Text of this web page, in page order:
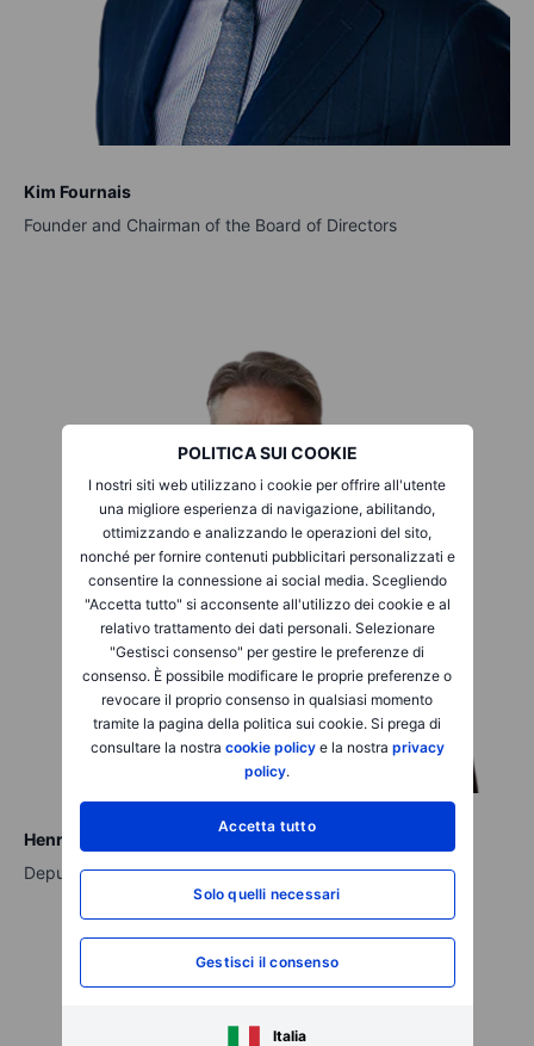
POLITICA SUI COOKIE
I nostri siti web utilizzano i cookie per offrire all'utente
una migliore esperienza di navigazione, abilitando,
ottimizzando e analizzando le operazioni del sito,
nonché per fornire contenuti pubblicitari personalizzati e
consentire la connessione ai social media. Scegliendo
"Accetta tutto" si acconsente all'utilizzo dei cookie e al
relativo trattamento dei dati personali. Selezionare
"Gestisci consenso" per gestire le preferenze di
consenso. È possibile modificare le proprie preferenze o
revocare il proprio consenso in qualsiasi momento
tramite la pagina della politica sui cookie. Si prega di
consultare la nostra cookie policye la nostra privacy
policy.
Accetta tutto
Solo quelli necessari
Gestisci il consenso
Italia
Kim Fournais
Founder and Chairman of the Board of Directors
Henrik Juel Villberg
Deputy CEO